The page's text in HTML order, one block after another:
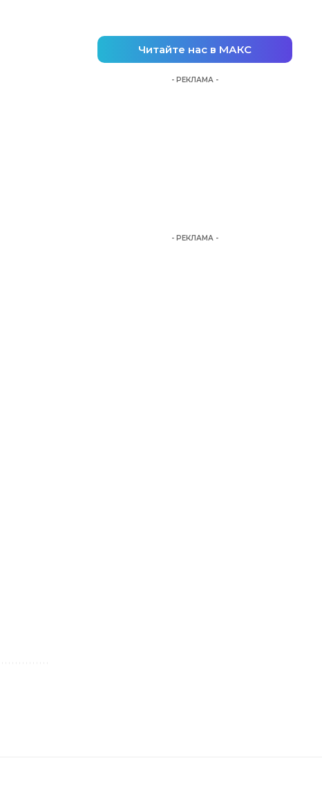
Читайте нас в МАКС
- РЕКЛАМА -
- РЕКЛАМА -